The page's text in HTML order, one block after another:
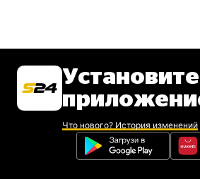
Установите
Что нового? История изменений